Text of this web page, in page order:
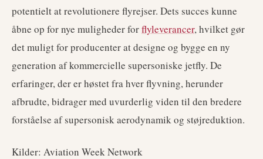
potentielt at revolutionere flyrejser. Dets succes kunne
åbne op for nye muligheder forflyleverancer, hvilket gør
det muligt for producenter at designe og bygge en ny
generation af kommercielle supersoniske jetfly. De
erfaringer, der er høstet fra hver flyvning, herunder
afbrudte, bidrager med uvurderlig viden til den bredere
forståelse af supersonisk aerodynamik og støjreduktion.
Kilder: Aviation Week Network